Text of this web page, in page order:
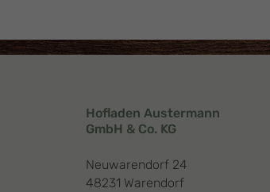
Hofladen Austermann
GmbH & Co. KG
Neuwarendorf 24
48231 Warendorf